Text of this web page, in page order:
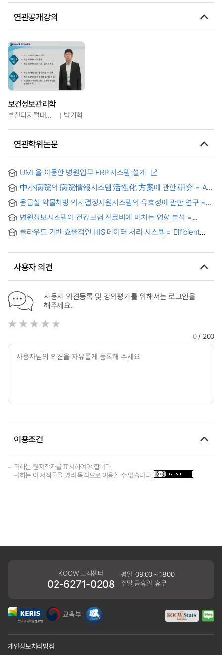
연관공개강의
보건정보관리학
부산디지털대학교 박기혁
연관학위논문
UML을 이용한 병원업무 ERP 시스템 설계
中小病院의 病院情報시스템 活性化 方案에 관한 硏究 = A
Systems of the Small-to- Medium-Sized Hospitals
응급실 약물처방 의사결정지원시스템의 유효성에 관한 연구 =
emergency department
병원정보시스템이 건강보험 진료비에 미치는 영향 분석 =
the revenue of Korean National Health Insurance
클라우드 기반 효율적인 HIS 데이터 처리 시스템 = Efficient
사용자 의견
사용자 의견등록 및 강의평가를 위해서는 로그인을
해주세요.
0/ 200
이용조건
귀하는 원저작자를 표시하여야 합니다.
귀하는 이 저작물을 영리 목적으로 이용할 수 없습니다.
KOCW 고객센터
02-6271-0208
평일 09:00 ~ 18:00
주말,공휴일 휴무
개인정보처리방침